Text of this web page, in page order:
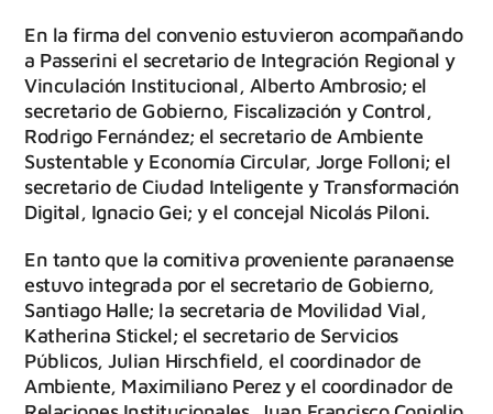
En la firma del convenio estuvieron acompañando
a Passerini el secretario de Integración Regional y
Vinculación Institucional, Alberto Ambrosio; el
secretario de Gobierno, Fiscalización y Control,
Rodrigo Fernández; el secretario de Ambiente
Sustentable y Economía Circular, Jorge Folloni; el
secretario de Ciudad Inteligente y Transformación
Digital, Ignacio Gei; y el concejal Nicolás Piloni.
En tanto que la comitiva proveniente paranaense
estuvo integrada por el secretario de Gobierno,
Santiago Halle; la secretaria de Movilidad Vial,
Katherina Stickel; el secretario de Servicios
Públicos, Julian Hirschfield, el coordinador de
Ambiente, Maximiliano Perez y el coordinador de